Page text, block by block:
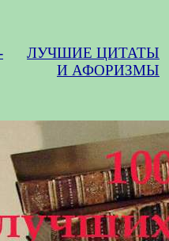
ЛУЧШИЕ ЦИТАТЫ
И АФОРИЗМЫ